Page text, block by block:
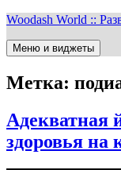
Перейти
содержимому
Woodash World ::
Меню и виджеты
Метка:
Адекватная
здоровья на